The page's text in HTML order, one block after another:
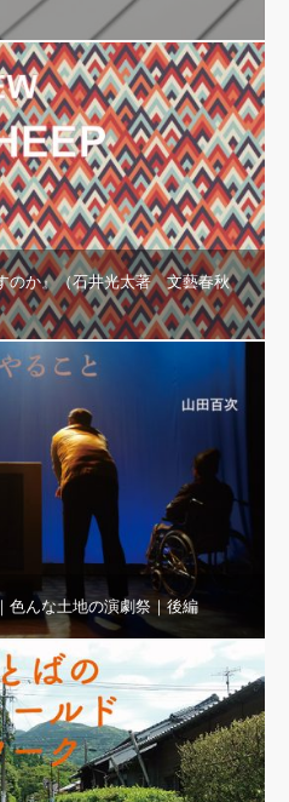
のか』（石井光太著 文藝春秋
色んな土地の演劇祭｜後編